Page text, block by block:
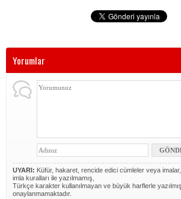
Yorumlar
UYARI: Küfür, hakaret, rencide edici cümleler veya imalar,
imla kuralları ile yazılmamış,
Türkçe karakter kullanılmayan ve büyük harflerle
onaylanmamaktadır.